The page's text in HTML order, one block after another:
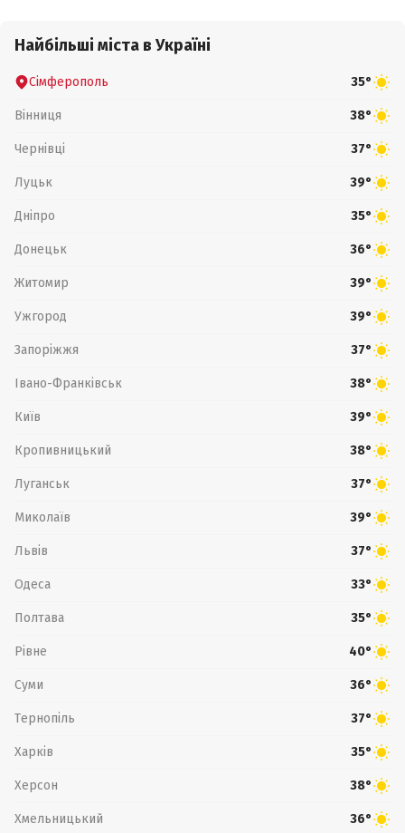
Найбільші міста в Україні
Сімферополь 35°
Вінниця 38°
Чернівці 37°
Луцьк 39°
Дніпро 35°
Донецьк 36°
Житомир 39°
Ужгород 39°
Запоріжжя 37°
Івано-Франківськ 38°
Київ 39°
Кропивницький 38°
Луганськ 37°
Миколаїв 39°
Львів 37°
Одеса 33°
Полтава 35°
Рівне 40°
Суми 36°
Тернопіль 37°
Харків 35°
Херсон 38°
Хмельницький 36°